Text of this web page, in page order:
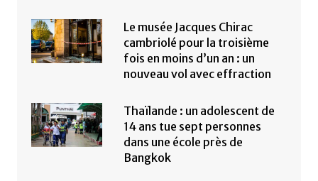
Le musée Jacques Chirac
cambriolé pour la troisième
fois en moins d’un an : un
nouveau vol avec effraction
Thaïlande : un adolescent de
14 ans tue sept personnes
dans une école près de
Bangkok